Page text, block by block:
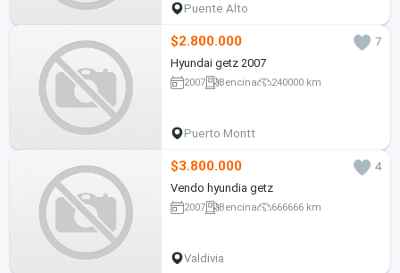
Puente Alto
$2.800.000
7
Hyundai getz 2007
2007 Bencina 240000 km
Puerto Montt
$3.800.000
4
Vendo hyundia getz
2007 Bencina 666666 km
Valdivia